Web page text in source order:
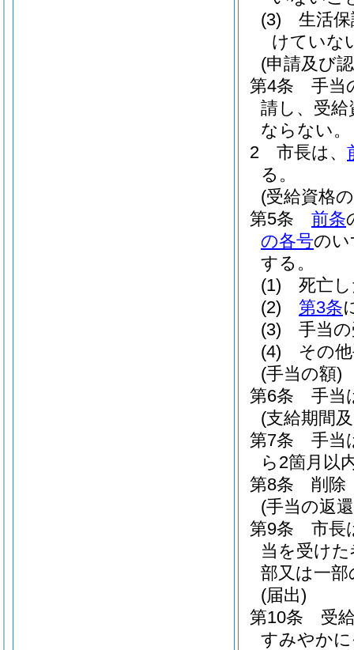
(3)
生活
けていな
(申請及び
第4条
手当
請し、受給
ならない。
2
市長は、
る。
(受給資格
第5条
前条
の各号のい
する。
(1)
死亡
(2)
第3条
(3)
手当
(4)
その
(手当の額)
第6条
手当
(支給期間
第7条
手当
ら2箇月以
第8条
削除
(手当の返
第9条
市長
当を受け
部又は一
(届出)
第10条
受
すみやか